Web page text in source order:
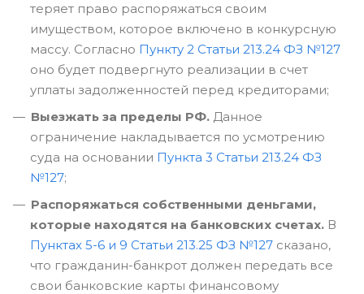
теряет право распоряжаться своим
имуществом, которое включено в конкурсную
массу. Согласно Пункту 2 Статьи 213.24 ФЗ №127
оно будет подвергнуто реализации в счет
уплаты задолженностей перед кредиторами;
Выезжать за пределы РФ. Данное
ограничение накладывается по усмотрению
суда на основании Пункта 3 Статьи 213.24 ФЗ
№127;
Распоряжаться собственными деньгами,
которые находятся на банковских счетах. В
Пунктах 5-6 и 9 Статьи 213.25 ФЗ №127 сказано,
что гражданин-банкрот должен передать все
свои банковские карты финансовому